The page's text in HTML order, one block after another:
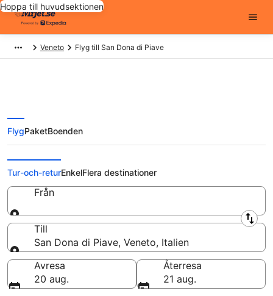
Hoppa till huvudsektionen
Veneto Flyg till San Dona di Piave
Billiga flygbiljetter till San Dona di
Piave
FlygPaketBoenden
Tur-och-returEnkelFlera destinationer
Från
Från
Till
San Dona di Piave, Veneto, Italien
Till
Avresa
20 aug.
Återresa
21 aug.